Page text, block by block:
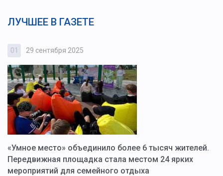
ЛУЧШЕЕ В ГАЗЕТЕ
01 29 сентября 2025
«Умное место» объединило более 6 тысяч жителей.
Передвижная площадка стала местом 24 ярких
мероприятий для семейного отдыха